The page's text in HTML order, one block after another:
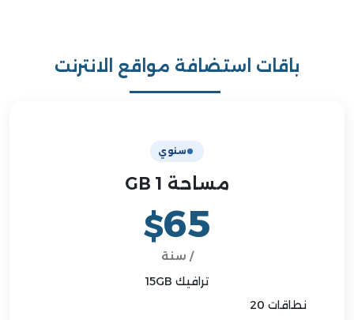
باقات استضافة مواقع الانترنت
سنوي
مساحة 1 GB
$65
/ سنة
ترافيك 15GB
نطاقات 20